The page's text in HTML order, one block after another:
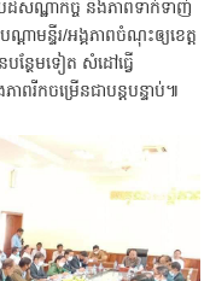
ដិសណ្ឋាកិច្ច និងភាពទាក់ទាញ់
ដាមន្ទីរ/អង្គភាពចំណុះឲ្យខេត្ត
បន្ថែមទៀត សំដៅធ្វើ
ាពរីកចម្រើនជាបន្តបន្ទាប់៕